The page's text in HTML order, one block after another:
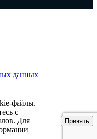
данных
файлы.
с
Для
Принять